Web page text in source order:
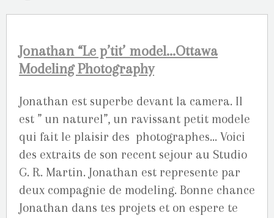
Jonathan “Le p’tit’ model…Ottawa
Modeling Photography
Jonathan est superbe devant la camera. Il
est ” un naturel”, un ravissant petit modele
qui fait le plaisir des photographes… Voici
des extraits de son recent sejour au Studio
G. R. Martin. Jonathan est represente par
deux compagnie de modeling. Bonne chance
Jonathan dans tes projets et on espere te